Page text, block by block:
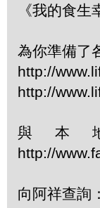
《我的食生
為你準備了
http://
http://
與本
http://
向阿祥查詢